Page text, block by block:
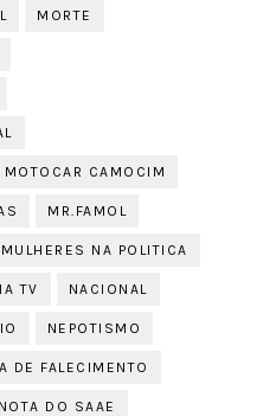
MORTE
MOTOCAR CAMOCIM
MR.FAMOL
MULHERES NA POLITICA
TV NACIONAL
NEPOTISMO
DE FALECIMENTO
NOTA DO SAAE